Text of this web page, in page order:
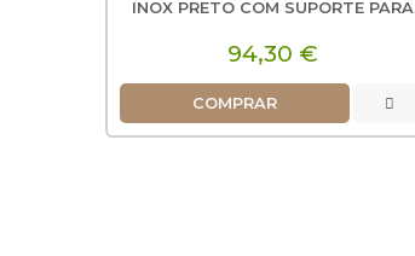
INOX PRETO COM SUPORTE PARA
94,30 €
COMPRAR